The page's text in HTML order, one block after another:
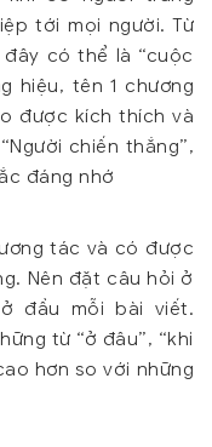
tới mọi người. Từ
có thể là “cuộc
hiệu, tên 1 chương
được kích thích và
chiến thắng”,
đáng nhớ
tác và có được
Nên đặt câu hỏi ở
đầu mỗi bài viết.
từ “ở đâu”, “khi
hơn so với những